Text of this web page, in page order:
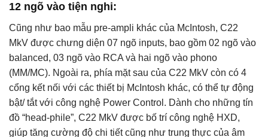
12 ngõ vào tiện nghi:
Cũng như bao mẫu pre-ampli khác của McIntosh, C22
MkV được chưng diện 07 ngõ inputs, bao gồm 02 ngõ vào
balanced, 03 ngõ vào RCA và hai ngõ vào phono
(MM/MC). Ngoài ra, phía mặt sau của C22 MkV còn có 4
cổng kết nối với các thiết bị McIntosh khác, có thể tự động
bật/ tắt với công nghệ Power Control. Dành cho những tín
đồ “head-phile”, C22 MkV được bố trí công nghệ HXD,
giúp tăng cường độ chi tiết cũng như trung thực của âm